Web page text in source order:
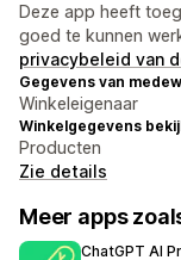
Deze app heeft
goed te kunnen
privacybeleid van
Gegevens van
Winkeleigenaar
Winkelgegevens
Producten
Zie details
Meer apps
ChatGPT AI